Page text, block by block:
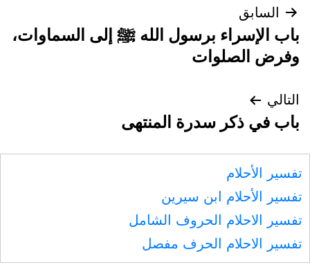
تصفّح
المقالات
السابق
باب الإسراء برسول الله ﷺ إلى السماوات،
وفرض الصلوات
التالي
باب في ذكر سدرة المنتهى
تفسير الأحلام
تفسير الأحلام ابن سيرين
تفسير الاحلام الحروف الشامل
تفسير الاحلام الحرف مفصل